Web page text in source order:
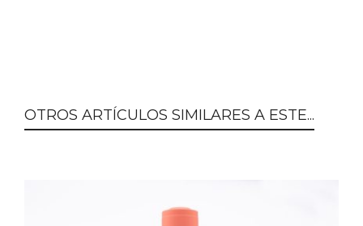
OTROS ARTÍCULOS SIMILARES A ESTE...